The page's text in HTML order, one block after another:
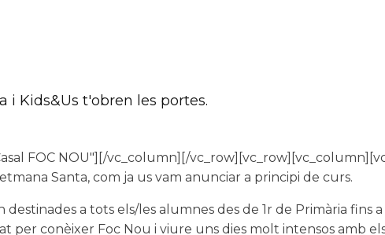
i Kids&Us t'obren les portes.
FOC NOU"][/vc_column][/
Santa, com ja us vam anunciar a principi de curs.
a tots els/les alumnes des de 1r de Primària fins
conèixer Foc Nou i viure uns dies molt intensos amb